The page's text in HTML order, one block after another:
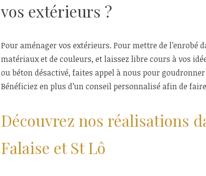
vos extérieurs ?
Pour aménager vos extérieurs. Pour mettre de l’enrobé
matériaux et de couleurs, et laissez libre cours à vos
ou béton désactivé, faites appel à nous pour
Bénéficiez en plus d’un conseil personnalisé afin de
Découvrez nos réalisations
Falaise et St Lô